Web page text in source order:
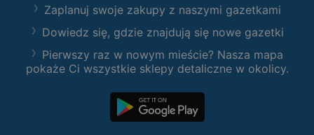
Zaplanuj swoje zakupy z naszymi gazetkami
Dowiedz się, gdzie znajdują się nowe gazetki
Pierwszy raz w nowym mieście? Nasza mapa
pokaże Ci wszystkie sklepy detaliczne w okolicy.